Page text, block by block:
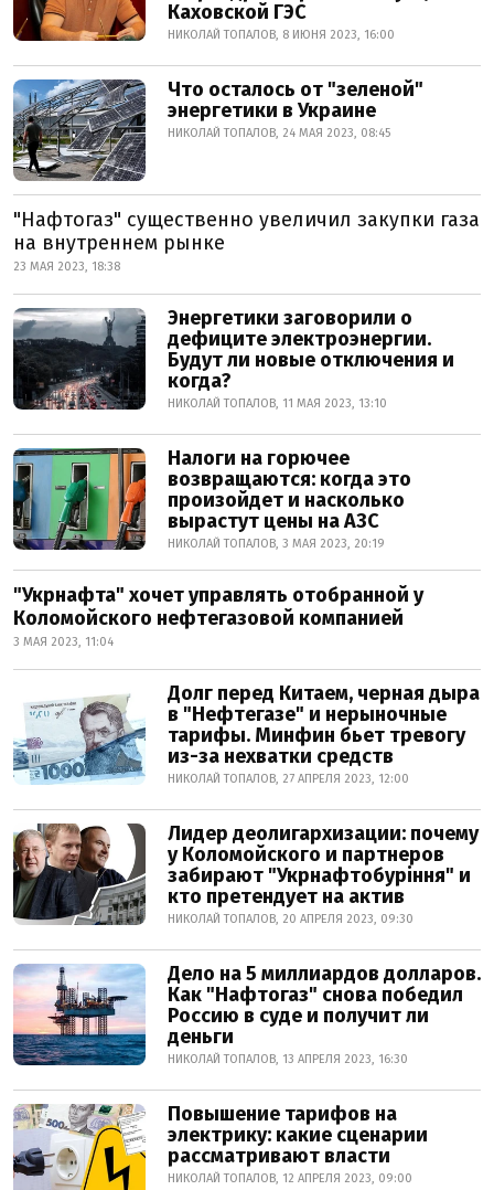
Каховской ГЭС
НИКОЛАЙ ТОПАЛОВ, 8 ИЮНЯ 2023, 16:00
Что осталось от "зеленой"
энергетики в Украине
НИКОЛАЙ ТОПАЛОВ, 24 МАЯ 2023, 08:45
"Нафтогаз" существенно увеличил закупки газа
на внутреннем рынке
23 МАЯ 2023, 18:38
Энергетики заговорили о
дефиците электроэнергии.
Будут ли новые отключения и
когда?
НИКОЛАЙ ТОПАЛОВ, 11 МАЯ 2023, 13:10
Налоги на горючее
возвращаются: когда это
произойдет и насколько
вырастут цены на АЗС
НИКОЛАЙ ТОПАЛОВ, 3 МАЯ 2023, 20:19
"Укрнафта" хочет управлять отобранной у
Коломойского нефтегазовой компанией
3 МАЯ 2023, 11:04
Долг перед Китаем, черная дыра
в "Нефтегазе" и нерыночные
тарифы. Минфин бьет тревогу
из-за нехватки средств
НИКОЛАЙ ТОПАЛОВ, 27 АПРЕЛЯ 2023, 12:00
Лидер деолигархизации: почему
у Коломойского и партнеров
забирают "Укрнафтобуріння" и
кто претендует на актив
НИКОЛАЙ ТОПАЛОВ, 20 АПРЕЛЯ 2023, 09:30
Дело на 5 миллиардов долларов.
Как "Нафтогаз" снова победил
Россию в суде и получит ли
деньги
НИКОЛАЙ ТОПАЛОВ, 13 АПРЕЛЯ 2023, 16:30
Повышение тарифов на
электрику: какие сценарии
рассматривают власти
НИКОЛАЙ ТОПАЛОВ, 12 АПРЕЛЯ 2023, 09:00